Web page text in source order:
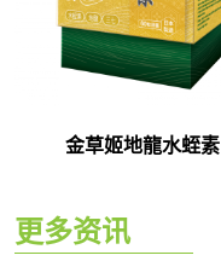
金草姬地龍水蛭素
更多资讯